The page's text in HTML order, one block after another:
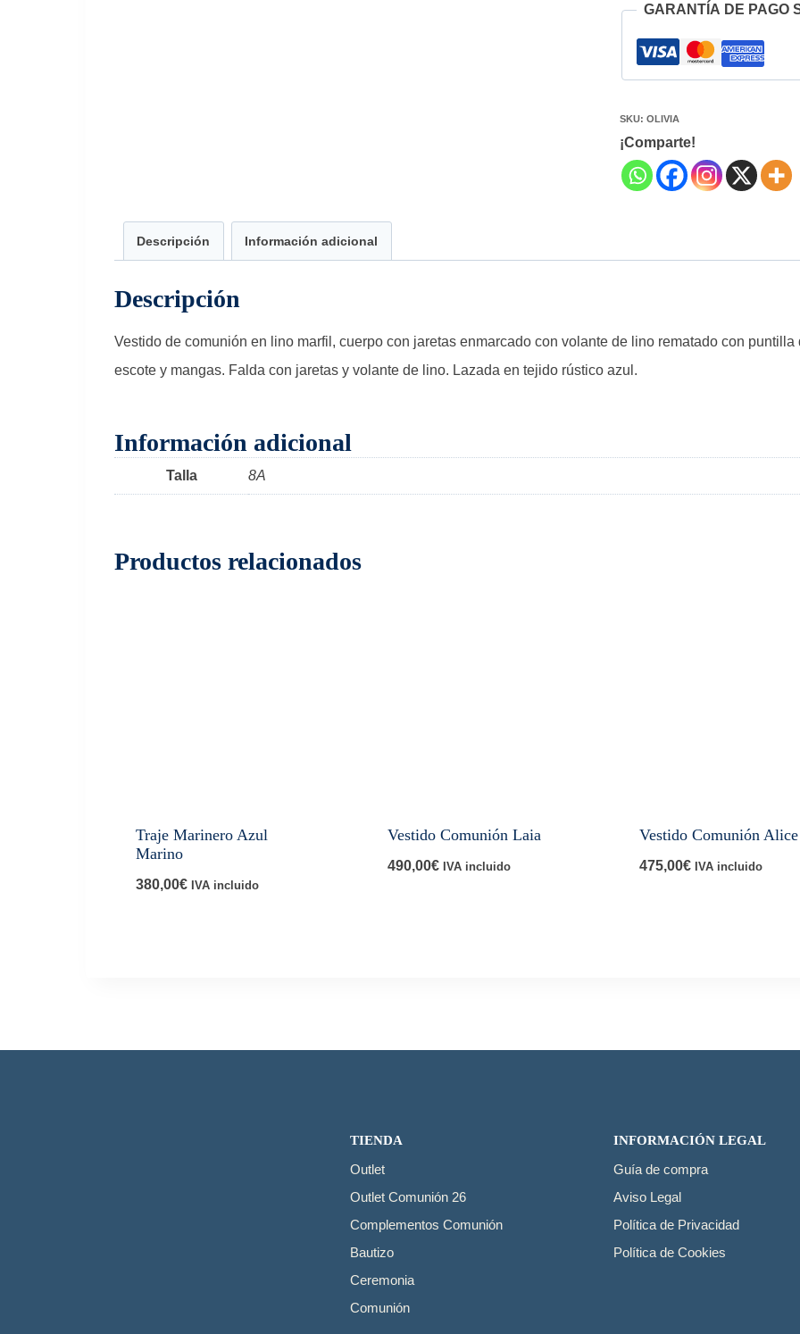
GARANTÍA DE PAGO
SKU: OLIVIA
¡Comparte!
Descripción Información adicional
Descripción
Vestido de comunión en lino marfil, cuerpo con jaretas enmarcado con volante de lino rematado con
escote y mangas. Falda con jaretas y volante de lino. Lazada en tejido rústico azul.
Información adicional
Talla 8A
Productos relacionados
Traje Marinero Azul
Marino
380,00€ IVA incluido
Vestido Comunión Laia
490,00€ IVA incluido
Vestido Comunión Alice
475,00€ IVA incluido
TIENDA
Outlet
Outlet Comunión 26
Complementos Comunión
Bautizo
Ceremonia
Comunión
INFORMACIÓN LEGAL
Guía de compra
Aviso Legal
Política de Privacidad
Política de Cookies